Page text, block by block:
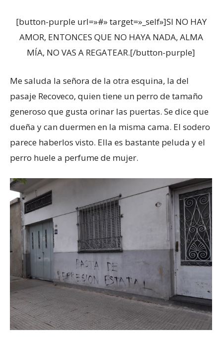
[button-purple url=»#» target=»_self»]SI NO HAY
AMOR, ENTONCES QUE NO HAYA NADA, ALMA
MÍA, NO VAS A REGATEAR.[/button-purple]
Me saluda la señora de la otra esquina, la del
pasaje Recoveco, quien tiene un perro de tamaño
generoso que gusta orinar las puertas. Se dice que
dueña y can duermen en la misma cama. El sodero
parece haberlos visto. Ella es bastante peluda y el
perro huele a perfume de mujer.